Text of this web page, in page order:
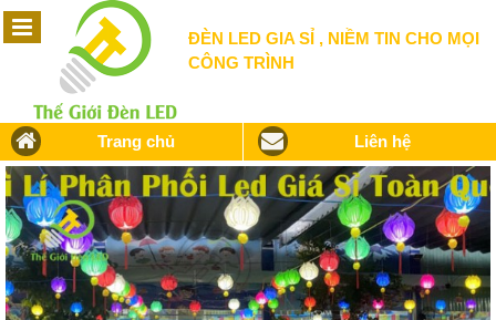
ĐÈN LED GIA SỈ , NIỀM TIN CHO MỌI
CÔNG TRÌNH
Trang chủ Liên hệ